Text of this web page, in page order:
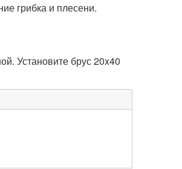
грибка и плесени.
Установите брус 20x40